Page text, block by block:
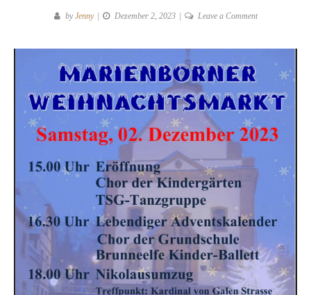
byJenny Dezember 2, 2023 Leave a Commenton